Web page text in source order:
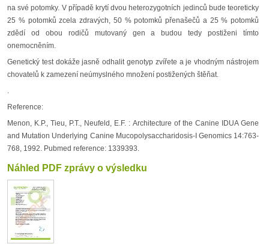
na své potomky. V případě krytí dvou heterozygotních jedinců bude teoreticky
25 % potomků zcela zdravých, 50 % potomků přenašečů a 25 % potomků
zdědí od obou rodičů mutovaný gen a budou tedy postiženi tímto
onemocněním.
Genetický test dokáže jasně odhalit genotyp zvířete a je vhodným nástrojem
chovatelů k zamezení neúmyslného množení postižených štěňat.
Reference:
Menon, K.P., Tieu, P.T., Neufeld, E.F. : Architecture of the Canine IDUA Gene
and Mutation Underlying Canine Mucopolysaccharidosis-I Genomics 14:763-
768, 1992. Pubmed reference: 1339393.
Náhled PDF zprávy o výsledku